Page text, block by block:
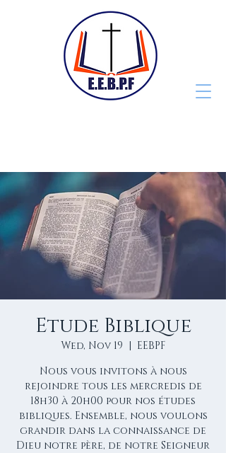
Etude Biblique
Wed, Nov 19
  |
EEBPF
Nous vous invitons à nous
rejoindre tous les mercredis de
18h30 à 20h00 pour nos études
bibliques. Ensemble, nous voulons
grandir dans la connaissance de
Dieu notre père, de notre Seigneur